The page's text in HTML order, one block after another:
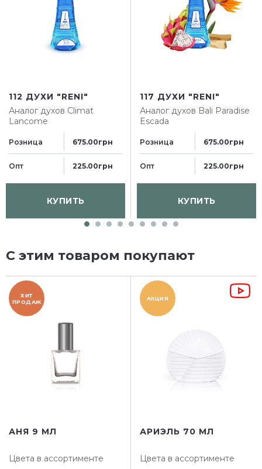
112 ДУХИ "RENI"
Аналог духов Climat
Lancome
Розница 675.00грн
Опт 225.00грн
КУПИТЬ
117 ДУХИ "RENI"
Аналог духов Bali Paradise
Escada
Розница 675.00грн
Опт 225.00грн
КУПИТЬ
С этим товаром покупают
ХИТ
ПРОДАЖ
АНЯ 9 МЛ
Цвета в ассортименте
АКЦИЯ
АРИЭЛЬ 70 МЛ
Цвета в ассортименте